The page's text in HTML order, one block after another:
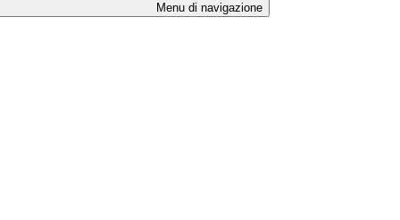
Menu di navigazione